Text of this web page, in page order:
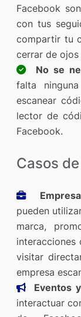
Facebook
con tus
compartir tu
cerrar de
No se
falta
escanear
lector de
Facebook.
Casos
pueden
marca,
interacciones
visitar
empresa
Eventos
interactuar